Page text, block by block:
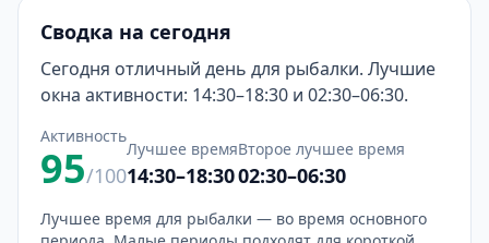
Сводка на сегодня
Сегодня отличный день для рыбалки. Лучшие
окна активности: 14:30–18:30 и 02:30–06:30.
Активность
95/100
Лучшее время
14:30–18:30
Второе лучшее время
02:30–06:30
Лучшее время для рыбалки — во время основного